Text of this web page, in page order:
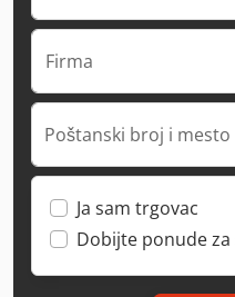
Firma
Poštanski broj i mesto
Ja sam trgovac
Dobijte ponude